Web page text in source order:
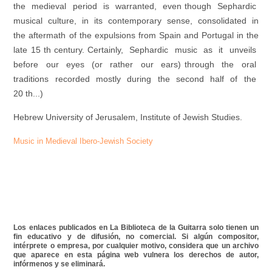
the medieval period is warranted, even though Sephardic
musical culture, in its contemporary sense, consolidated in
the aftermath of the expulsions from Spain and Portugal in the
late 15 th century. Certainly, Sephardic music as it unveils
before our eyes (or rather our ears) through the oral
traditions recorded mostly during the second half of the
20 th...)
Hebrew University of Jerusalem, Institute of Jewish Studies.
Music in Medieval Ibero-Jewish Society
Los enlaces publicados en La Biblioteca de la Guitarra solo tienen un
fin educativo y de difusión, no comercial. Si algún compositor,
intérprete o empresa, por cualquier motivo, considera que un archivo
que aparece en esta página web vulnera los derechos de autor,
infórmenos y se eliminará.